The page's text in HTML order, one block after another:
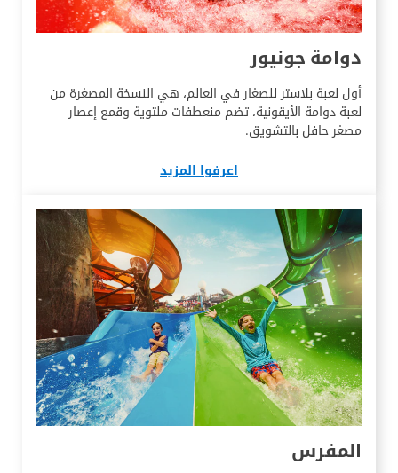
دوامة جونيور
أول لعبة بلاستر للصغار في العالم، هي النسخة المصغرة من
لعبة دوامة الأيقونية، تضم منعطفات ملتوية وقمع إعصار
مصغر حافل بالتشويق.
اعرفوا المزيد
المفرس